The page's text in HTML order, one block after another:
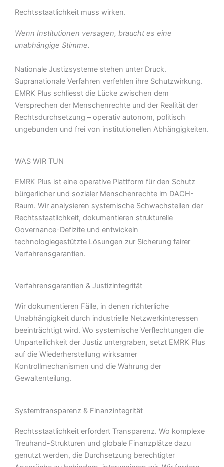
Rechtsstaatlichkeit muss wirken.
Wenn Institutionen versagen, braucht es eine
unabhängige Stimme.
Nationale Justizsysteme stehen unter Druck.
Supranationale Verfahren verfehlen ihre Schutzwirkung.
EMRK Plus schliesst die Lücke zwischen dem
Versprechen der Menschenrechte und der Realität der
Rechtsdurchsetzung – operativ autonom, politisch
ungebunden und frei von institutionellen Abhängigkeiten.
WAS WIR TUN
EMRK Plus ist eine operative Plattform für den Schutz
bürgerlicher und sozialer Menschenrechte im DACH-
Raum. Wir analysieren systemische Schwachstellen der
Rechtsstaatlichkeit, dokumentieren strukturelle
Governance-Defizite und entwickeln
technologiegestützte Lösungen zur Sicherung fairer
Verfahrensgarantien.
Verfahrensgarantien & Justizintegrität
Wir dokumentieren Fälle, in denen richterliche
Unabhängigkeit durch industrielle Netzwerkinteressen
beeinträchtigt wird. Wo systemische Verflechtungen die
Unparteilichkeit der Justiz untergraben, setzt EMRK Plus
auf die Wiederherstellung wirksamer
Kontrollmechanismen und die Wahrung der
Gewaltenteilung.
Systemtransparenz & Finanzintegrität
Rechtsstaatlichkeit erfordert Transparenz. Wo komplexe
Treuhand-Strukturen und globale Finanzplätze dazu
genutzt werden, die Durchsetzung berechtigter